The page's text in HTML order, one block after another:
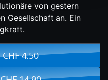
von gestern
Gesellschaft an. Ein
4.50